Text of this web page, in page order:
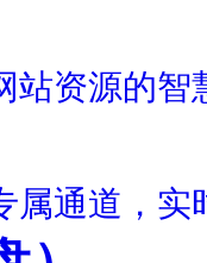
站资源的智
属通道，实